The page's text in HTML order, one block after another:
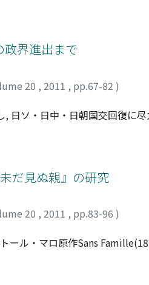
おらず, 「教える−教えられる
る」者の主体性を尊重し, その
える−教えられる」関係に対
政界進出まで
20 , 2011 , pp.67-82 )
ソ・日中・日朝国交回復に尽
加入し, 「転向」をへて, 企業
では, 一次資料にもとづく充
である. こうした研究状況を踏
中における官僚統制や軍部独裁
策論の特徴とその史的位置を
だ見ぬ親』の研究
20 , 2011 , pp.83-96 )
ール・マロ原作Sans
のような価値を見出され, 付加